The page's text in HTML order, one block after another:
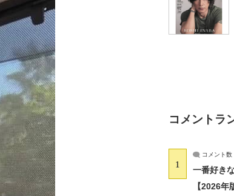
コメントラ
1
コメント数
一番好き
【2026